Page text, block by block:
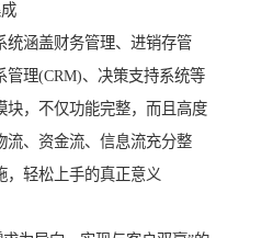
统涵盖财务管理、进销存管
管理(CRM)、决策支持系统等
块，不仅功能完整，而且高度
流、资金流、信息流充分整
，轻松上手的真正意义